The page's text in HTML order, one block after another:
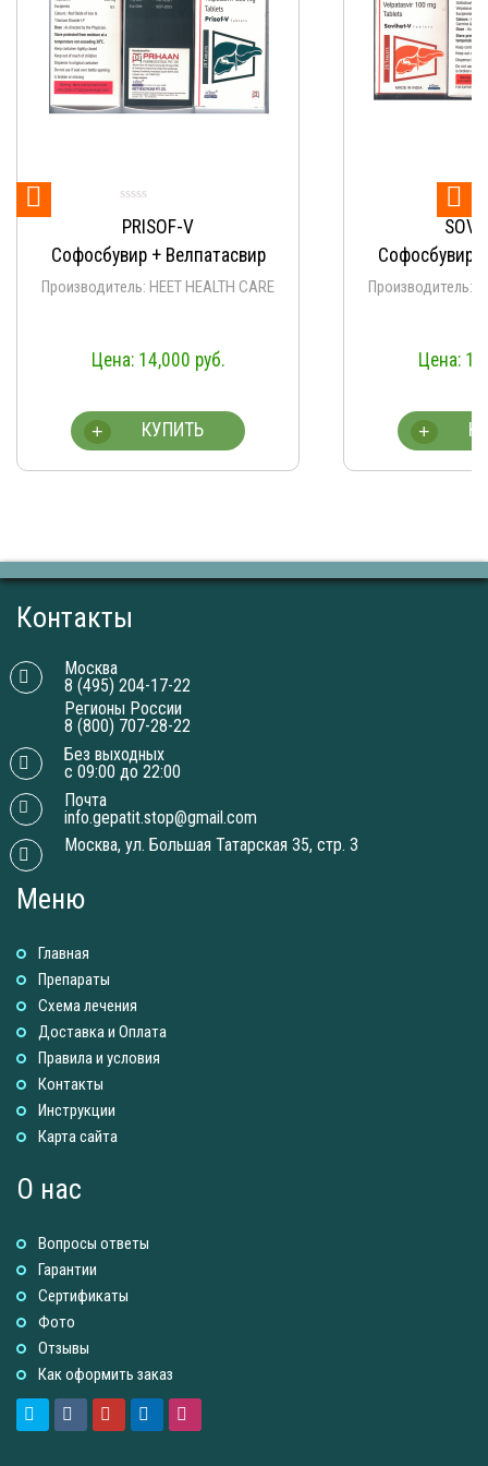
PRISOF-V
Софосбувир + Велпатасвир
Производитель: HEET HEALTH CARE
14,000 руб.
КУПИТЬ
+
Софосбувир
Производитель:
+
 
Контакты
Москва
8 (495) 204-17-22
Регионы России
8 (800) 707-28-22
Без выходных
с 09:00 до 22:00
Почта
info.gepatit.stop@gmail.com
Москва, ул. Большая Татарская 35, стр. 3
Меню
Главная
Препараты
Схема лечения
Доставка и Оплатa
Правила и условия
Контакты
Инструкции
Карта сайта
О нас
Вопросы ответы
Гарантии
Сертификаты
Фото
Отзывы
Как оформить заказ